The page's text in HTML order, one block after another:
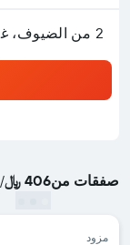
2 من الضيوف، غرفة واحدة
صفقات من406 ﷼ /
مزود